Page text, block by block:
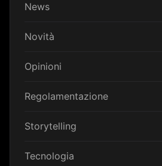
News
Novità
Opinioni
Regolamentazione
Storytelling
Tecnologia